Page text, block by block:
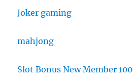
Joker gaming
mahjong
Slot Bonus New Member 100